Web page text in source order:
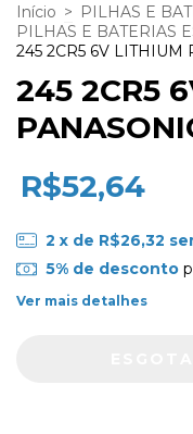
Início > PILHAS E
PILHAS E BATERIAS
245 2CR5 6V LITHIUM
245 2CR5
R$52,64
2 x de R$26,32
5% de desconto
Ver mais detalhes